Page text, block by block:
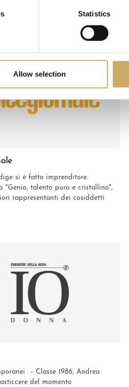
Statistics
Allow selection
si è fatto imprenditore.
"Genio, talento puro e cristallino",
rappresentanti dei cosiddetti
– Classe 1986, Andrea
del momento